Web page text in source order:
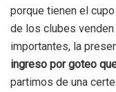
porque tienen el
de los clubes venden
importantes, la
ingreso por goteo
partimos de una